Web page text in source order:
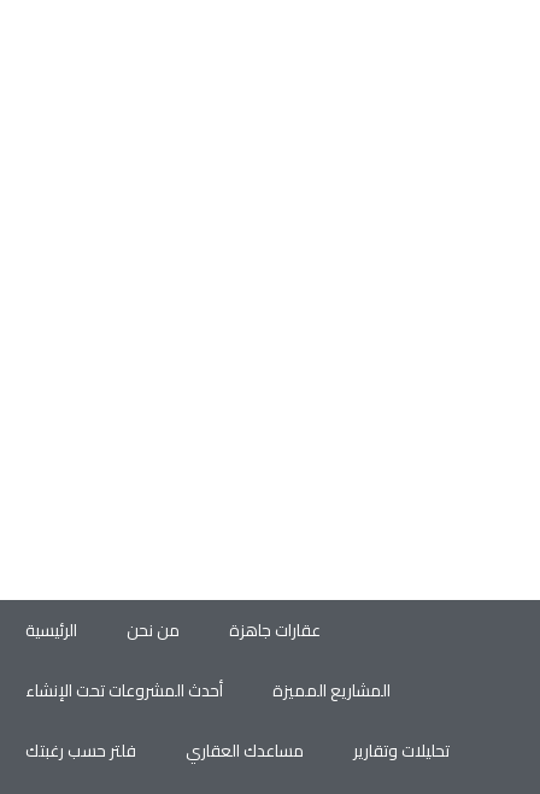
الرئيسية من نحن
عقارات جاهزة
أحدث المشروعات تحت الإنشاء
المشاريع المميزة
فلتر حسب رغبتك
مساعدك العقاري
تحليلات وتقارير